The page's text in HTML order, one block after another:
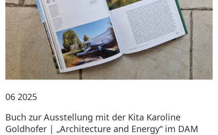
06 2025
Buch zur Ausstellung mit der Kita Karoline
Goldhofer | „Architecture and Energy“ im DAM